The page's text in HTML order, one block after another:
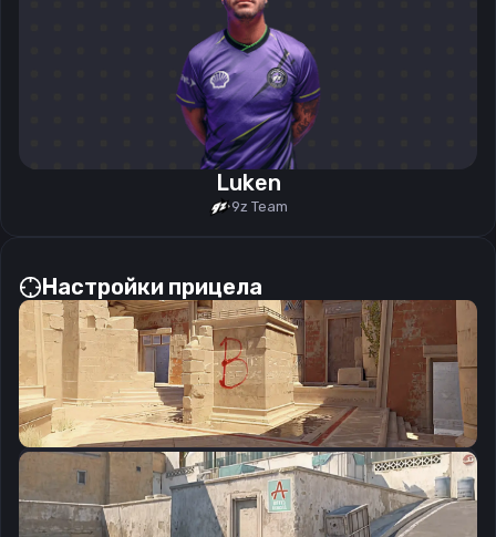
Luken
9z Team
Настройки прицела
CSGO-PK55j-vEGLU-LmSYX-7XW5f-tUfOQ